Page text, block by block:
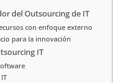
del Outsourcing de IT
con enfoque externo
para la innovación
IT